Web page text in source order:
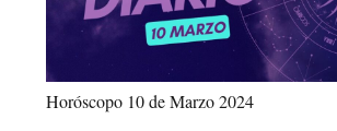
Horóscopo 10 de Marzo 2024